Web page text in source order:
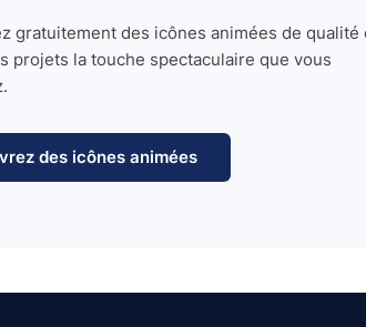
gratuitement des icônes animées de qualité
projets la touche spectaculaire que vous
des icônes animées